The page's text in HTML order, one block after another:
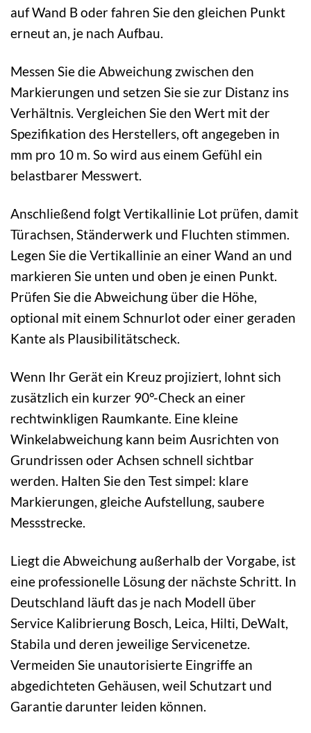
auf Wand B oder fahren Sie den gleichen Punkt
erneut an, je nach Aufbau.
Messen Sie die Abweichung zwischen den
Markierungen und setzen Sie sie zur Distanz ins
Verhältnis. Vergleichen Sie den Wert mit der
Spezifikation des Herstellers, oft angegeben in
mm pro 10 m. So wird aus einem Gefühl ein
belastbarer Messwert.
Anschließend folgt Vertikallinie Lot prüfen, damit
Türachsen, Ständerwerk und Fluchten stimmen.
Legen Sie die Vertikallinie an einer Wand an und
markieren Sie unten und oben je einen Punkt.
Prüfen Sie die Abweichung über die Höhe,
optional mit einem Schnurlot oder einer geraden
Kante als Plausibilitätscheck.
Wenn Ihr Gerät ein Kreuz projiziert, lohnt sich
zusätzlich ein kurzer 90°-Check an einer
rechtwinkligen Raumkante. Eine kleine
Winkelabweichung kann beim Ausrichten von
Grundrissen oder Achsen schnell sichtbar
werden. Halten Sie den Test simpel: klare
Markierungen, gleiche Aufstellung, saubere
Messstrecke.
Liegt die Abweichung außerhalb der Vorgabe, ist
eine professionelle Lösung der nächste Schritt. In
Deutschland läuft das je nach Modell über
Service Kalibrierung Bosch, Leica, Hilti, DeWalt,
Stabila und deren jeweilige Servicenetze.
Vermeiden Sie unautorisierte Eingriffe an
abgedichteten Gehäusen, weil Schutzart und
Garantie darunter leiden können.